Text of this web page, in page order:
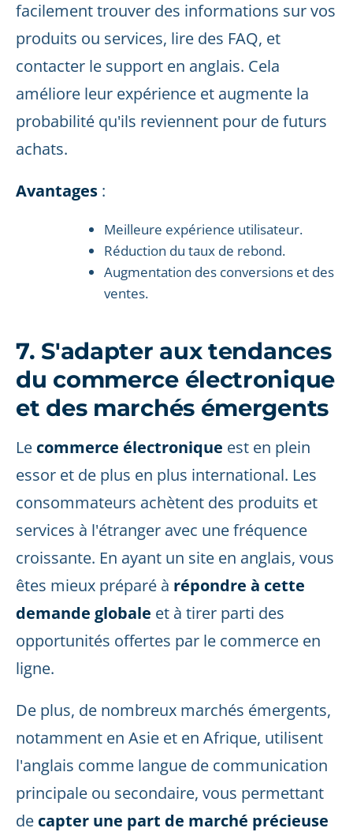
facilement trouver des informations sur vos
produits ou services, lire des FAQ, et
contacter le support en anglais. Cela
améliore leur expérience et augmente la
probabilité qu'ils reviennent pour de futurs
achats.
Avantages :
Meilleure expérience utilisateur.
Réduction du taux de rebond.
Augmentation des conversions et des
ventes.
7. S'adapter aux tendances
du commerce électronique
et des marchés émergents
Le commerce électronique est en plein
essor et de plus en plus international. Les
consommateurs achètent des produits et
services à l'étranger avec une fréquence
croissante. En ayant un site en anglais, vous
êtes mieux préparé à répondre à cette
demande globale et à tirer parti des
opportunités offertes par le commerce en
ligne.
De plus, de nombreux marchés émergents,
notamment en Asie et en Afrique, utilisent
l'anglais comme langue de communication
principale ou secondaire, vous permettant
de capter une part de marché précieuse